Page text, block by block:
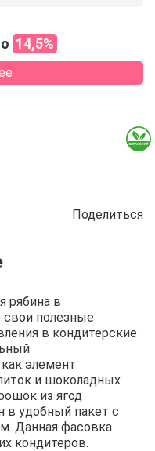
14,5%
Поделиться
рябина в
полезные
в кондитерские
элемент
и шоколадных
из ягод
в удобный пакет с
Данная фасовка
кондитеров.